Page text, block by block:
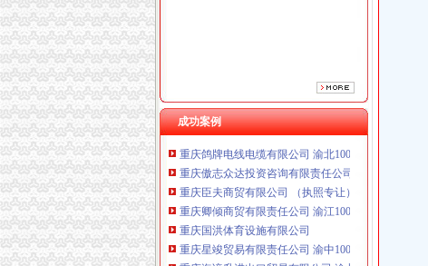
成功案例
重庆鸽牌电线电缆有限公司 渝北10010万 (进出口权)
重庆傲志众达投资咨询有限责任公司 渝九1000万 （
重庆臣夫商贸有限公司 （执照专让）
重庆卿倾商贸有限责任公司 渝江100万 （工商注册）
重庆国洪体育设施有限公司
重庆星竣贸易有限责任公司 渝中100万 （进出口权）
重庆海谛升进出口贸易有限公司 渝北100万 （进出口